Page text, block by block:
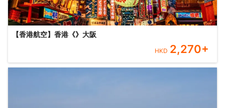
【香港航空】香港《》大阪
HKD 2,270+